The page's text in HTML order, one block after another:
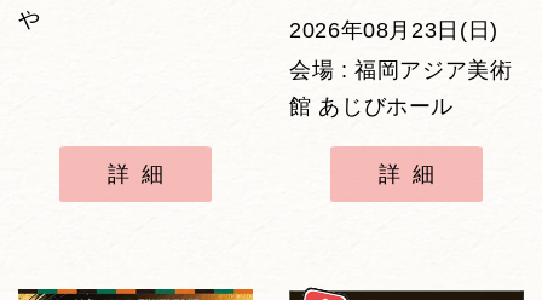
や
詳細
2026年08月23日(日)
会場 : 福岡アジア美術
館 あじびホール
詳細